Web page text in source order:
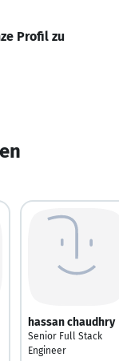
Profil zu
hassan chaudhry
Senior Full Stack
Engineer